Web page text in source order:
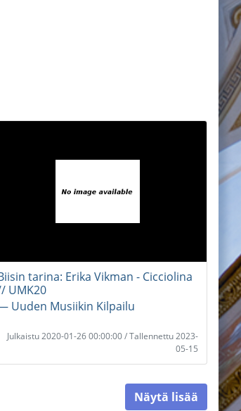
tarina: Erika Vikman - Cicciolina
UMK20
Uuden Musiikin Kilpailu
Julkaistu 2020-01-26 00:00:00 / Tallennettu 2023-
05-15
Näytä lisää